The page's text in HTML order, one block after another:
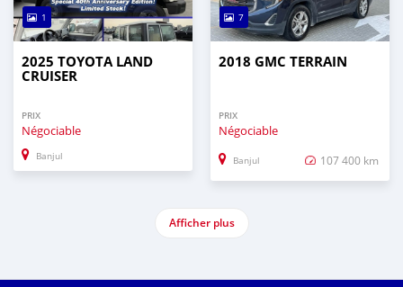
1
2025 TOYOTA LAND
CRUISER
PRIX
Négociable
Banjul
7
2018 GMC TERRAIN
PRIX
Négociable
Banjul 107 400 km
Afficher plus